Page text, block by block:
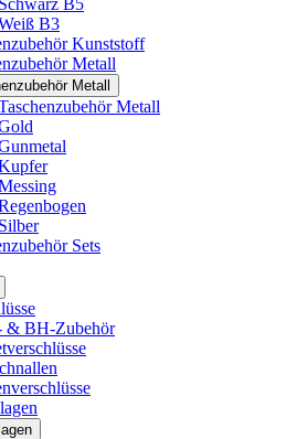
Schwarz B5
B3
Kunststoff
Metall
Metall
Metall
Silber
Sets
& BH-Zubehör